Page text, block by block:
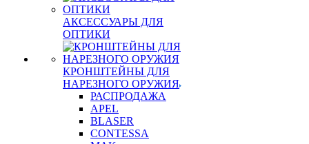
АКСЕССУАРЫ ДЛЯ
ОПТИКИ
КРОНШТЕЙНЫ ДЛЯ
НАРЕЗНОГО ОРУЖИЯ
РАСПРОДАЖА
APEL
BLASER
CONTESSA